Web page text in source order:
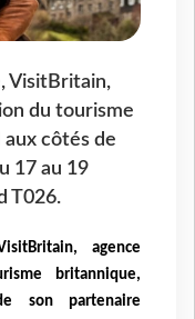
VisitBritain,
du tourisme
aux côtés de
17 au 19
T026.
agence
britannique,
son partenaire